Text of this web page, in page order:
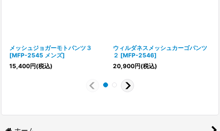
メッシュジョガーモトパンツ３
[MFP-2545 メンズ]
15,400円(税込)
ウィルダネスメッシュカーゴパンツ
２ [MFP-2546]
20,900円(税込)